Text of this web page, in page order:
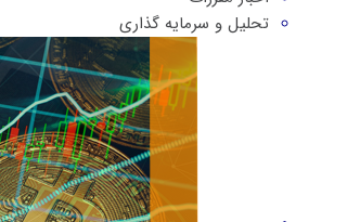
تحلیل و سرمایه گذاری